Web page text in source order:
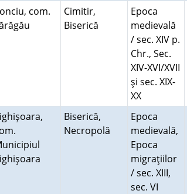
com.
Cimitir,
Biserică
Epoca
medievală
/ sec. XIV p.
Chr., Sec.
XIV-XVI/XVII
şi sec. XIX-
XX
Biserică,
Necropolă
Epoca
medievală,
Epoca
migraţiilor
/ sec. XIII,
sec. VI